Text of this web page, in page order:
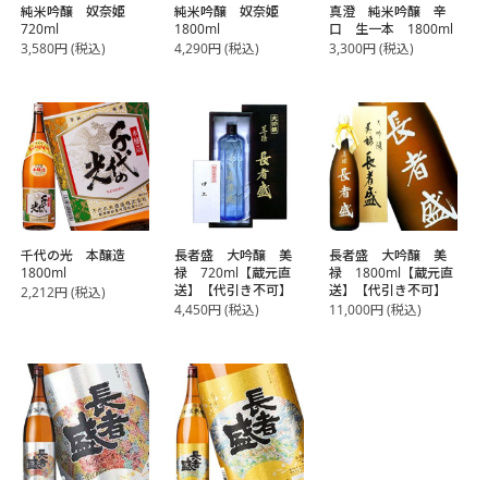
純米吟醸 奴奈姫
720ml
3,580円(税込)
純米吟醸 奴奈姫
1800ml
4,290円(税込)
真澄 純米吟醸 辛
口 生一本 1800ml
3,300円(税込)
千代の光 本醸造
1800ml
2,212円(税込)
長者盛 大吟醸 美
禄 720ml【蔵元直
送】【代引き不可】
4,450円(税込)
長者盛 大吟醸 美
禄 1800ml【蔵元直
送】【代引き不可】
11,000円(税込)